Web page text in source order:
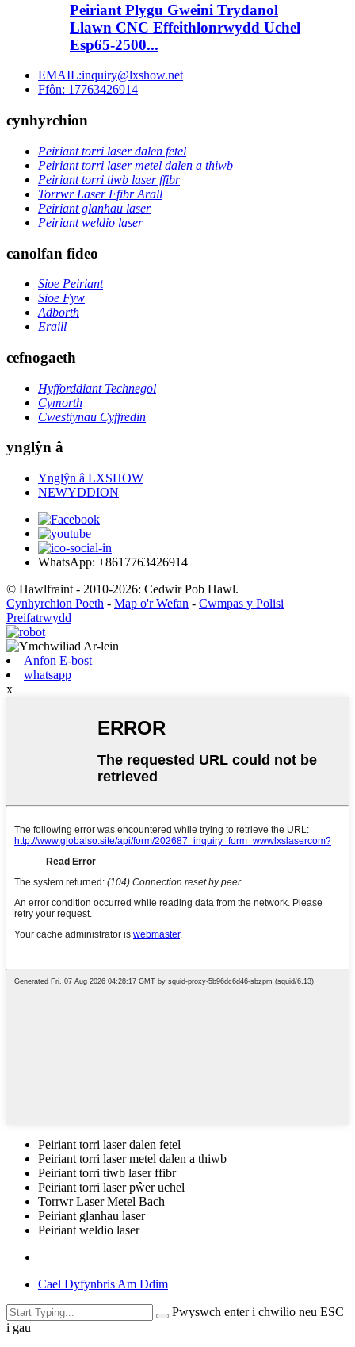
Peiriant Plygu Gweini Trydanol
Llawn CNC Effeithlonrwydd Uchel
Esp65-2500...
EMAIL:inquiry@lxshow.net
Ffôn: 17763426914
cynhyrchion
Peiriant torri laser dalen fetel
Peiriant torri laser metel dalen a thiwb
Peiriant torri tiwb laser ffibr
Torrwr Laser Ffibr Arall
Peiriant glanhau laser
Peiriant weldio laser
canolfan fideo
Sioe Peiriant
Sioe Fyw
Adborth
Eraill
cefnogaeth
Hyfforddiant Technegol
Cymorth
Cwestiynau Cyffredin
ynglŷn â
Ynglŷn â LXSHOW
NEWYDDION
WhatsApp: +8617763426914
© Hawlfraint - 2010-2026: Cedwir Pob Hawl.
Cynhyrchion Poeth - Map o'r Wefan - Cwmpas y Polisi
Preifatrwydd
Anfon E-bost
whatsapp
x
Peiriant torri laser dalen fetel
Peiriant torri laser metel dalen a thiwb
Peiriant torri tiwb laser ffibr
Peiriant torri laser pŵer uchel
Torrwr Laser Metel Bach
Peiriant glanhau laser
Peiriant weldio laser
Cael Dyfynbris Am Ddim
Pwyswch enter i chwilio neu ESC
i gau